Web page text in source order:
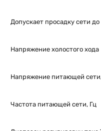
Допускает просадку сети до
Напряжение холостого хода
Напряжение питающей
Частота питающей сети, Гц